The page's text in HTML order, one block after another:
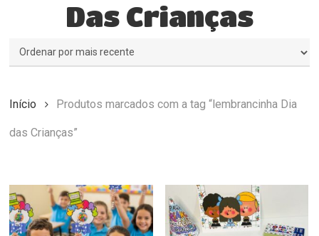
Das Crianças
Início Produtos marcados com a tag “lembrancinha Dia
das Crianças”